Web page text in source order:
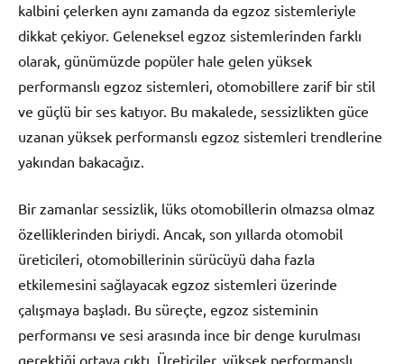
kalbini çelerken aynı zamanda da egzoz sistemleriyle
dikkat çekiyor. Geleneksel egzoz sistemlerinden farklı
olarak, günümüzde popüler hale gelen yüksek
performanslı egzoz sistemleri, otomobillere zarif bir stil
ve güçlü bir ses katıyor. Bu makalede, sessizlikten güce
uzanan yüksek performanslı egzoz sistemleri trendlerine
yakından bakacağız.
Bir zamanlar sessizlik, lüks otomobillerin olmazsa olmaz
özelliklerinden biriydi. Ancak, son yıllarda otomobil
üreticileri, otomobillerinin sürücüyü daha fazla
etkilemesini sağlayacak egzoz sistemleri üzerinde
çalışmaya başladı. Bu süreçte, egzoz sisteminin
performansı ve sesi arasında ince bir denge kurulması
gerektiği ortaya çıktı. Üreticiler, yüksek performanslı